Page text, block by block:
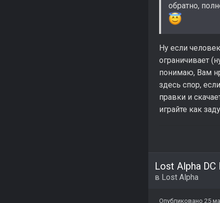
обратно,
Ну если
ограничивает
понимаю, Вам
здесь спор,
правки и
играйте как
Lost Alpha DC
в Lost Alpha
Опубликовано 25